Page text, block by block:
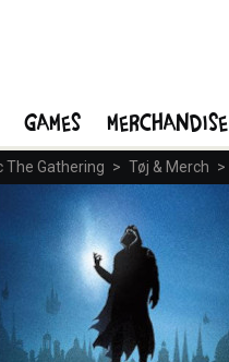
The Gathering > Tøj & Merch >
Games Merchandise